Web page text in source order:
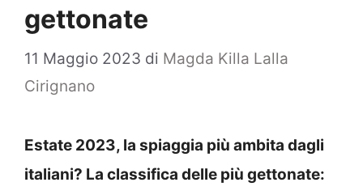
gettonate
11 Maggio 2023 di Magda Killa Lalla
Cirignano
Estate 2023, la spiaggia più ambita dagli
italiani? La classifica delle più gettonate: